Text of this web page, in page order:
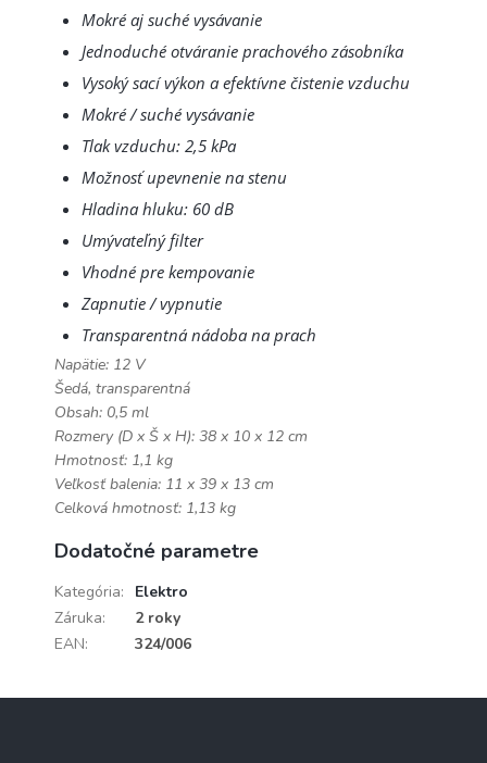
Mokré aj suché vysávanie
Jednoduché otváranie prachového zásobníka
Vysoký sací výkon a efektívne čistenie vzduchu
Mokré / suché vysávanie
Tlak vzduchu: 2,5 kPa
Možnosť upevnenie na stenu
Hladina hluku: 60 dB
Umývateľný filter
Vhodné pre kempovanie
Zapnutie / vypnutie
Transparentná nádoba na prach
Napätie: 12 V
Šedá, transparentná
Obsah: 0,5 ml
Rozmery (D x Š x H): 38 x 10 x 12 cm
Hmotnosť: 1,1 kg
Veľkosť balenia: 11 x 39 x 13 cm
Celková hmotnosť: 1,13 kg
Dodatočné parametre
Kategória:
Elektro
Záruka:
2 roky
EAN: 324/006